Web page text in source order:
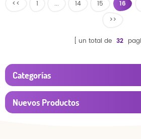
<< 1 ... 14 15 16
>>
un total de 32
Categorías
Nuevos Productos